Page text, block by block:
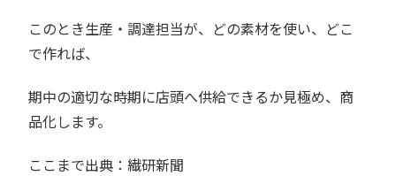
このとき生産・調達担当が、どの素材を使い、どこ
で作れば、
期中の適切な時期に店頭へ供給できるか見極め、商
品化します。
ここまで出典：繊研新聞